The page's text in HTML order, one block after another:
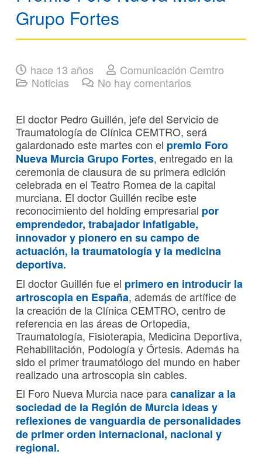
Grupo Fortes
hace 13 años
Comunicación Cemtro
Noticias
No hay comentarios
El doctor Pedro Guillén, jefe del Servicio de
Traumatología de Clínica CEMTRO, será
galardonado este martes con el premio Foro
Nueva Murcia Grupo Fortes, entregado en la
ceremonia de clausura de su primera edición
celebrada en el Teatro Romea de la capital
murciana. El doctor Guillén recibe este
reconocimiento del holding empresarial por
emprendedor, trabajador infatigable,
innovador y pionero en su campo de
actuación, latraumatologíay la medicina
deportiva.
El doctor Guillén fue el primero en introducir la
artroscopia en España, además de artífice de
la creación de la Clínica CEMTRO, centro de
referencia en las áreas de Ortopedia,
Traumatología, Fisioterapia, Medicina Deportiva,
Rehabilitación, Podología y Órtesis. Además ha
sido el primer traumatólogo del mundo en haber
realizado una artroscopia sin cables.
El Foro Nueva Murcia nace paracanalizar a la
sociedad de la Región de Murcia ideas y
reflexiones de vanguardia de personalidades
de primer orden internacional, nacional y
regional.